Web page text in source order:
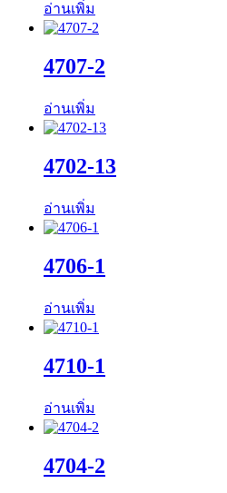
อ่านเพิ่ม
4707-2
อ่านเพิ่ม
4702-13
อ่านเพิ่ม
4706-1
อ่านเพิ่ม
4710-1
อ่านเพิ่ม
4704-2